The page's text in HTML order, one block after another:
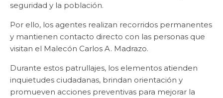
seguridad y la población.
Por ello, los agentes realizan recorridos permanentes
y mantienen contacto directo con las personas que
visitan el Malecón Carlos A. Madrazo.
Durante estos patrullajes, los elementos atienden
inquietudes ciudadanas, brindan orientación y
promueven acciones preventivas para mejorar la